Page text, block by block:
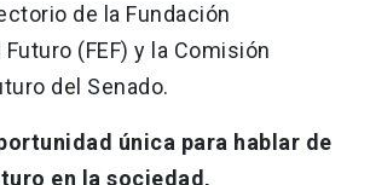
de la Fundación
(FEF) y la Comisión
del Senado.
única para hablar de
en la sociedad,